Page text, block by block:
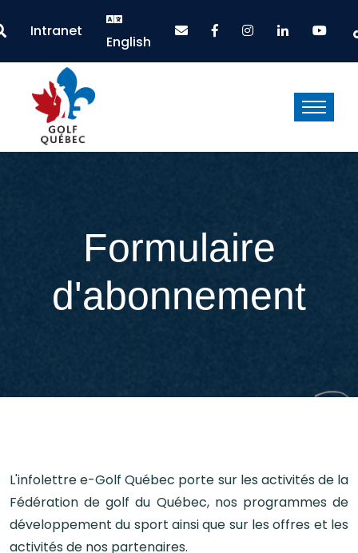
Intranet
English
Formulaire
d'abonnement
L'infolettre e-Golf Québec porte sur les activités de la
Fédération de golf du Québec, nos programmes de
développement du sport ainsi que sur les offres et les
activités de nos partenaires.